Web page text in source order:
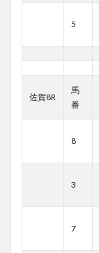
5
佐賀8R
馬
番
8
3
7